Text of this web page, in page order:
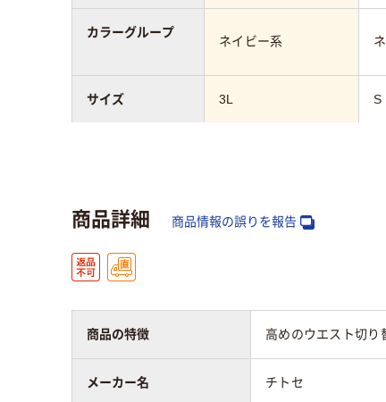
ネイビー系
3L S
カラーグループ
サイズ
機能
商品詳細 商品情報の誤りを報告
商品の特徴 高めのウエスト切り
メーカー名 チトセ